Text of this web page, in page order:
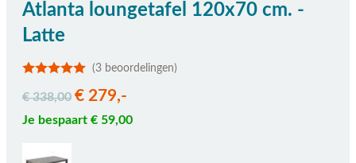
Atlanta loungetafel 120x70 cm. -
Latte
(3 beoordelingen)
€ 338,00 € 279,-
Je bespaart € 59,00